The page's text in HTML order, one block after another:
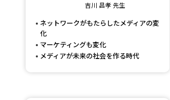
吉川 昌孝 先生
ネットワークがもたらしたメディアの変
化
マーケティングも変化
メディアが未来の社会を作る時代